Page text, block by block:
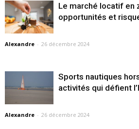
Le marché locatif en
opportunités et
Alexandre - 26 décembre 2024
Sports nautiques
activités qui défient
Alexandre - 26 décembre 2024